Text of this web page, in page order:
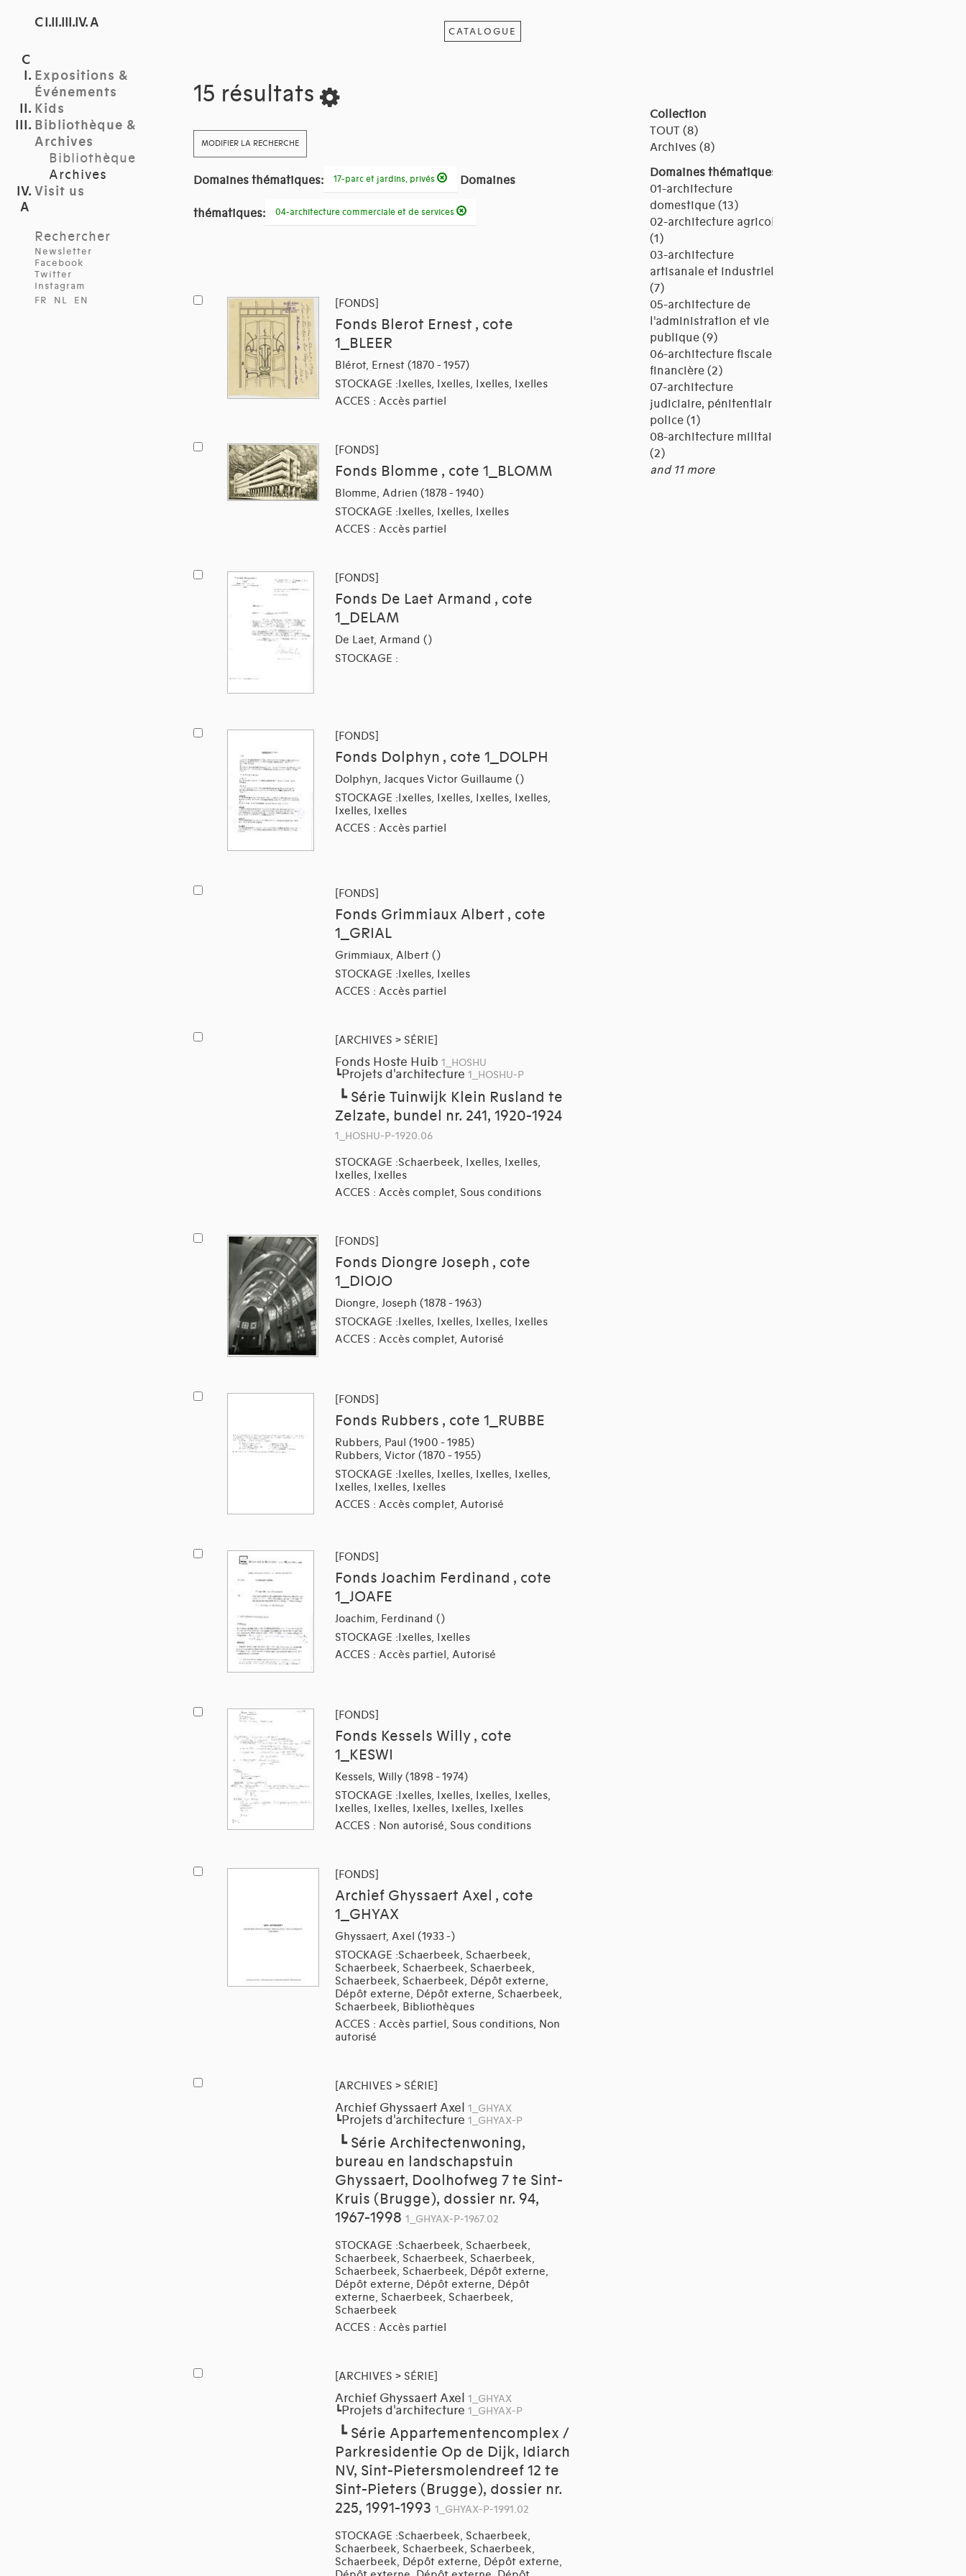
C I.II.III.IV. A
Expositions &
Événements
Kids
Bibliothèque &
Archives
Bibliothèque
Archives
Visit us
Rechercher
Newsletter
Facebook
Twitter
Instagram
FR
NL EN
CATALOGUE
15 résultats
MODIFIER LA RECHERCHE
Domaines thématiques: 17-parc et jardins, privés Domaines
thématiques: 04-architecture commerciale et de services
[FONDS]
Fonds Blerot Ernest , cote
1_BLEER
Blérot, Ernest (1870 - 1957)
STOCKAGE :Ixelles, Ixelles, Ixelles, Ixelles
ACCES : Accès partiel
[FONDS]
Fonds Blomme , cote 1_BLOMM
Blomme, Adrien (1878 - 1940)
STOCKAGE :Ixelles, Ixelles, Ixelles
ACCES : Accès partiel
[FONDS]
Fonds De Laet Armand , cote
1_DELAM
De Laet, Armand ()
STOCKAGE :
[FONDS]
Fonds Dolphyn , cote 1_DOLPH
Dolphyn, Jacques Victor Guillaume ()
STOCKAGE :Ixelles, Ixelles, Ixelles, Ixelles,
Ixelles, Ixelles
ACCES : Accès partiel
[FONDS]
Fonds Grimmiaux Albert , cote
1_GRIAL
Grimmiaux, Albert ()
STOCKAGE :Ixelles, Ixelles
ACCES : Accès partiel
[ARCHIVES > SÉRIE]
Fonds Hoste Huib 1_HOSHU
┗Projets d'architecture 1_HOSHU-P
┗ Série Tuinwijk Klein Rusland te
Zelzate, bundel nr. 241, 1920-1924
1_HOSHU-P-1920.06
STOCKAGE :Schaerbeek, Ixelles, Ixelles,
Ixelles, Ixelles
ACCES : Accès complet, Sous conditions
[FONDS]
Fonds Diongre Joseph , cote
1_DIOJO
Diongre, Joseph (1878 - 1963)
STOCKAGE :Ixelles, Ixelles, Ixelles, Ixelles
ACCES : Accès complet, Autorisé
[FONDS]
Fonds Rubbers , cote 1_RUBBE
Rubbers, Paul (1900 - 1985)
Rubbers, Victor (1870 - 1955)
STOCKAGE :Ixelles, Ixelles, Ixelles, Ixelles,
Ixelles, Ixelles, Ixelles
ACCES : Accès complet, Autorisé
[FONDS]
Fonds Joachim Ferdinand , cote
1_JOAFE
Joachim, Ferdinand ()
STOCKAGE :Ixelles, Ixelles
ACCES : Accès partiel, Autorisé
[FONDS]
Fonds Kessels Willy , cote
1_KESWI
Kessels, Willy (1898 - 1974)
STOCKAGE :Ixelles, Ixelles, Ixelles, Ixelles,
Ixelles, Ixelles, Ixelles, Ixelles, Ixelles
ACCES : Non autorisé, Sous conditions
[FONDS]
Archief Ghyssaert Axel , cote
1_GHYAX
Ghyssaert, Axel (1933 -)
STOCKAGE :Schaerbeek, Schaerbeek,
Schaerbeek, Schaerbeek, Schaerbeek,
Schaerbeek, Schaerbeek, Dépôt externe,
Dépôt externe, Dépôt externe, Schaerbeek,
Schaerbeek, Bibliothèques
ACCES : Accès partiel, Sous conditions, Non
autorisé
[ARCHIVES > SÉRIE]
Archief Ghyssaert Axel 1_GHYAX
┗Projets d'architecture 1_GHYAX-P
┗ Série Architectenwoning,
bureau en landschapstuin
Ghyssaert, Doolhofweg 7 te Sint-
Kruis (Brugge), dossier nr. 94,
1967-1998 1_GHYAX-P-1967.02
STOCKAGE :Schaerbeek, Schaerbeek,
Schaerbeek, Schaerbeek, Schaerbeek,
Schaerbeek, Schaerbeek, Dépôt externe,
Dépôt externe, Dépôt externe, Dépôt
externe, Schaerbeek, Schaerbeek,
Schaerbeek
ACCES : Accès partiel
[ARCHIVES > SÉRIE]
Archief Ghyssaert Axel 1_GHYAX
┗Projets d'architecture 1_GHYAX-P
┗ Série Appartementencomplex /
Parkresidentie Op de Dijk, Idiarch
NV, Sint-Pietersmolendreef 12 te
Sint-Pieters (Brugge), dossier nr.
225, 1991-1993 1_GHYAX-P-1991.02
STOCKAGE :Schaerbeek, Schaerbeek,
Schaerbeek, Schaerbeek, Schaerbeek,
Schaerbeek, Dépôt externe, Dépôt externe,
Collection
TOUT (8)
Archives (8)
Domaines thématiques
01-architecture
domestique (13)
02-architecture agricole
(1)
03-architecture
artisanale et industrielle
(7)
05-architecture de
l'administration et vie
publique (9)
06-architecture fiscale et
financière (2)
07-architecture
judiciaire, pénitentiaire,
police (1)
08-architecture militaire
(2)
and 11 more